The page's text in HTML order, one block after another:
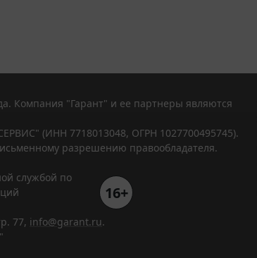
Компания "Гарант" и ее партнеры являются
(ИНН 7718013048, ОГРН 1027700495745).
разрешению правообладателя.
службой по
16+
77, info@garant.ru.
"